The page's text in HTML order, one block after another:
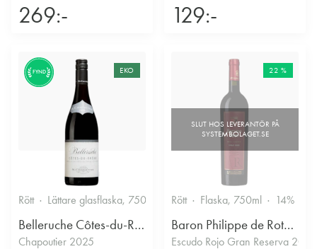
269:- 129:-
FYND EKO
Rött Lättare glasflaska, 750ml 13.5% Kryddigt & Mustigt
Belleruche Côtes-du-Rhône
Chapoutier 2025
22 %
Rött Flaska, 750ml 14%
Baron Philippe de Rothschild Chile SA
Escudo Rojo Gran Reserva 2022